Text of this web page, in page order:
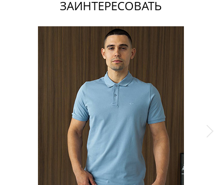
ЗАИНТЕРЕСОВАТЬ